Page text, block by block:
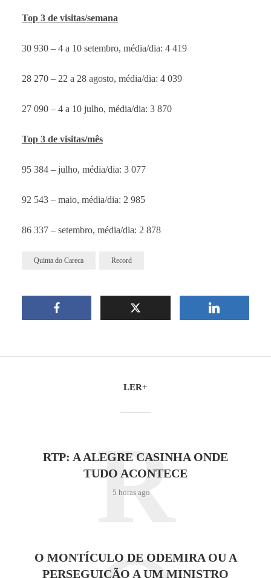
Top 3 de visitas/semana
30 930 – 4 a 10 setembro, média/dia: 4 419
28 270 – 22 a 28 agosto, média/dia: 4 039
27 090 – 4 a 10 julho, média/dia: 3 870
Top 3 de visitas/mês
95 384 – julho, média/dia: 3 077
92 543 – maio, média/dia: 2 985
86 337 – setembro, média/dia: 2 878
Quinta do Careca Record
LER+
RTP: A ALEGRE CASINHA ONDE
TUDO ACONTECE
5 horas ago
R
O MONTÍCULO DE ODEMIRA OU A
PERSEGUIÇÃO A UM MINISTRO